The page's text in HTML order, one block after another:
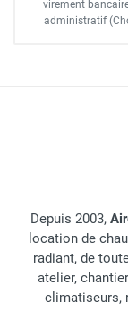
virement
administratif
Depuis 2003,
location de
radiant, de
atelier,
climatiseurs,